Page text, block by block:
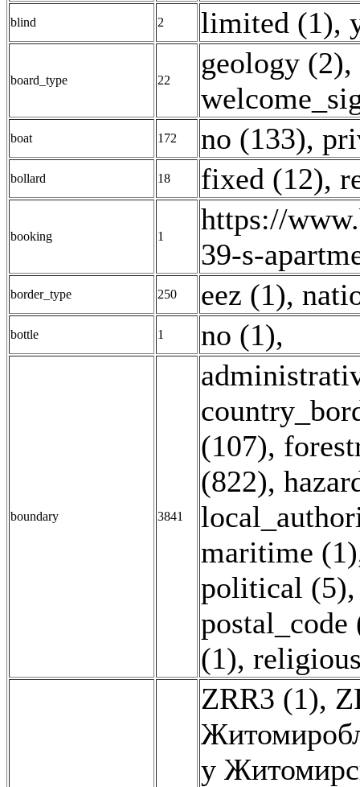
blind 2 limited (1),
board_type 22
geology (2),
boat 172 no (133),
bollard 18 fixed (12),
booking 1
https://
39-s-
border_type 250 eez (1),
bottle 1 no (1),
boundary 3841
(107),
(822),
maritime (1)
political (5)
postal_code
(1),
ZRR3 (1),
у